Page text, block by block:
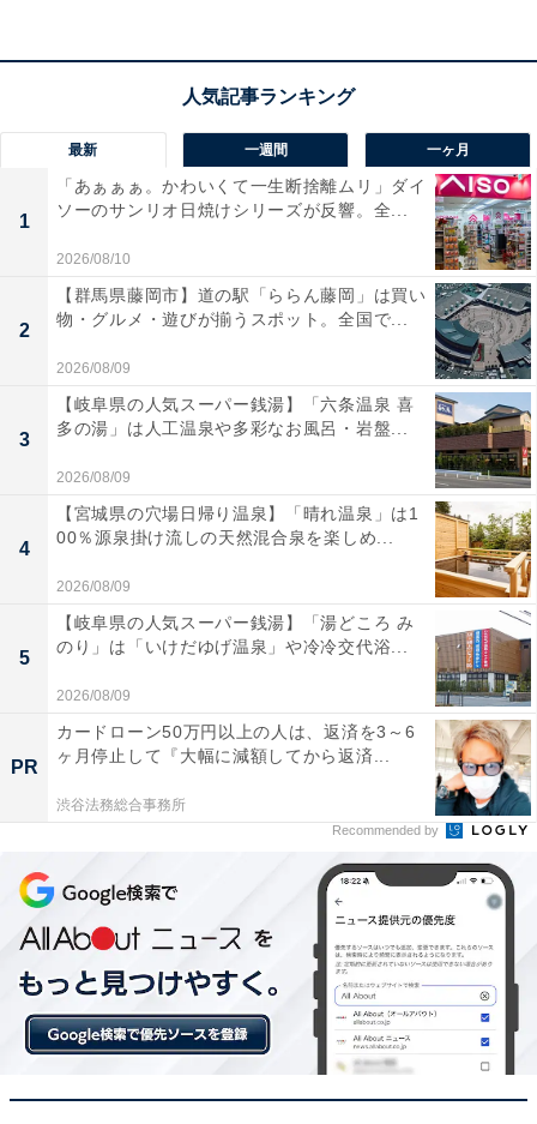
の恵みを大事にしながら、お客さまの好みや体調まで考
えて仕立てる本格懐石料理。せせらぎの水音が心地よ
い、歴史と伝統を残す3つの趣の違う館で極上の休息を
宿泊者からは「立派なお風呂も、源泉掛け流しのお湯の
泉質もとても良かったです」「清潔なお宿で食事も美味
しく、温泉の風呂付の部屋でしたが何回も入りまし
た！」という声があがっています。豊富な湯量の温泉を
心ゆくまで巡りたい人や、自然に囲まれた歴史ある空間
で本格的な懐石料理を味わいたい人におすすめの宿で
す。
楽天トラベルの「5と0のつく日」キャンペーンと
は？
楽天トラベルでは、毎月5日・10日・15日・20日・25
日・30日に特別キャンペーンを実施。対象日にエントリ
ー＆予約をすると、宿泊料金が特別価格になるほか、ポ
イント還元率もアップします。
最新 一週間 一ヶ月
1
「あぁぁぁ。かわいくて一生断捨離ムリ」ダイ
ソーのサンリオ日焼けシリーズが反響。全...
2026/08/10
2
【群馬県藤岡市】道の駅「ららん藤岡」は買い
物・グルメ・遊びが揃うスポット。全国で...
2026/08/09
3
【岐阜県の人気スーパー銭湯】「六条温泉 喜
多の湯」は人工温泉や多彩なお風呂・岩盤...
2026/08/09
4
【宮城県の穴場日帰り温泉】「晴れ温泉」は1
00％源泉掛け流しの天然混合泉を楽しめ...
2026/08/09
5
【岐阜県の人気スーパー銭湯】「湯どころ み
のり」は「いけだゆげ温泉」や冷冷交代浴...
2026/08/09
PR
カードローン50万円以上の人は、返済を3～6
ヶ月停止して『大幅に減額してから返済...
渋谷法務総合事務所
Recommended by